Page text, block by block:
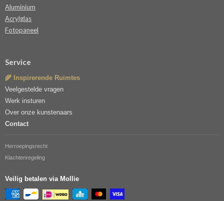
Aluminium
Acrylglas
Fotopaneel
Service
🌾 Inspirerende Ruimtes
Veelgestelde vragen
Werk insturen
Over onze kunstenaars
Contact
Herroepingsrecht
Klachtenregeling
Veilig betalen via Mollie